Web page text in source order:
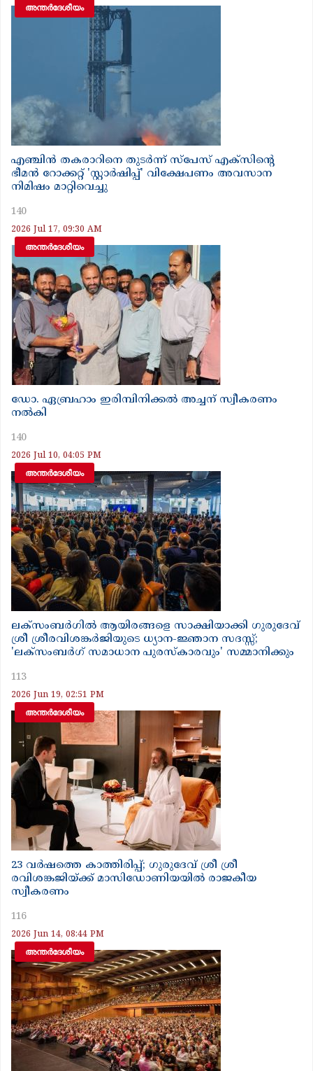
അന്തർദേശീയം
എഞ്ചിൻ തകരാറിനെ തുടർന്ന് സ്പേസ് എക്സിന്റെ
ഭീമൻ റോക്കറ്റ് 'സ്റ്റാർഷിപ്പ്' വിക്ഷേപണം അവസാന
നിമിഷം മാറ്റിവെച്ചു
140
2026 Jul 17, 09:30 AM
അന്തർദേശീയം
ഡോ. ഏബ്രഹാം ഇരിമ്പിനിക്കൽ അച്ചന് സ്വീകരണം
നൽകി
140
2026 Jul 10, 04:05 PM
അന്തർദേശീയം
ലക്സംബർഗിൽ ആയിരങ്ങളെ സാക്ഷിയാക്കി ഗുരുദേവ്
ശ്രീ ശ്രീരവിശങ്കർജിയുടെ ധ്യാന-ജ്ഞാന സദസ്സ്;
'ലക്സംബർഗ് സമാധാന പുരസ്കാരവും' സമ്മാനിക്കും
113
2026 Jun 19, 02:51 PM
അന്തർദേശീയം
23 വർഷത്തെ കാത്തിരിപ്പ്; ഗുരുദേവ് ശ്രീ ശ്രീ
രവിശങ്കജിയ്ക്ക് മാസിഡോണിയയിൽ രാജകീയ
സ്വീകരണം
116
2026 Jun 14, 08:44 PM
അന്തർദേശീയം